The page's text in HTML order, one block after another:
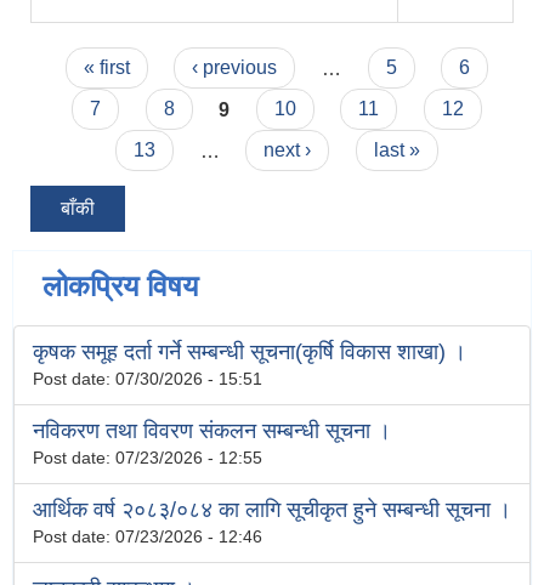
Pages
« first ‹ previous 5
6
7
8 9 10 11
12
13
next › last »
बाँकी
लोकप्रिय विषय
कृषक समूह दर्ता गर्ने सम्बन्धी सूचना(कृर्षि विकास शाखा) ।
Post date: 07/30/2026 - 15:51
नविकरण तथा विवरण संकलन सम्बन्धी सूचना ।
Post date: 07/23/2026 - 12:55
आर्थिक वर्ष २०८३/०८४ का लागि सूचीकृत हुने सम्बन्धी सूचना ।
Post date: 07/23/2026 - 12:46